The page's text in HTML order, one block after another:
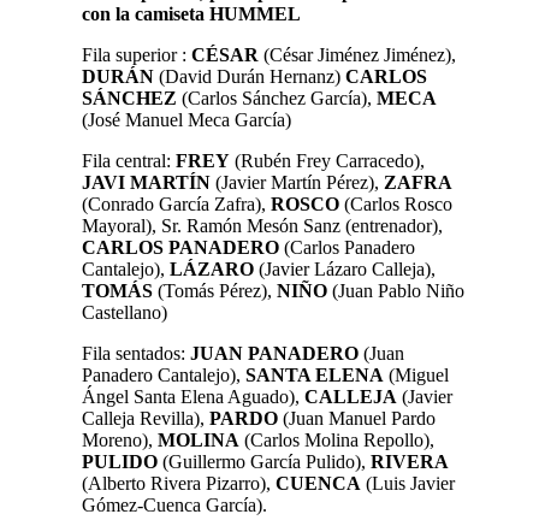
con la camiseta HUMMEL
Fila superior : CÉSAR (César Jiménez Jiménez),
DURÁN (David Durán Hernanz) CARLOS
SÁNCHEZ (Carlos Sánchez García), MECA
(José Manuel Meca García)
Fila central: FREY (Rubén Frey Carracedo),
JAVI MARTÍN (Javier Martín Pérez), ZAFRA
(Conrado García Zafra), ROSCO (Carlos Rosco
Mayoral), Sr. Ramón Mesón Sanz (entrenador),
CARLOS PANADERO (Carlos Panadero
Cantalejo), LÁZARO (Javier Lázaro Calleja),
TOMÁS (Tomás Pérez), NIÑO (Juan Pablo Niño
Castellano)
Fila sentados: JUAN PANADERO (Juan
Panadero Cantalejo), SANTA ELENA (Miguel
Ángel Santa Elena Aguado), CALLEJA (Javier
Calleja Revilla), PARDO (Juan Manuel Pardo
Moreno), MOLINA (Carlos Molina Repollo),
PULIDO (Guillermo García Pulido), RIVERA
(Alberto Rivera Pizarro), CUENCA (Luis Javier
Gómez-Cuenca García).